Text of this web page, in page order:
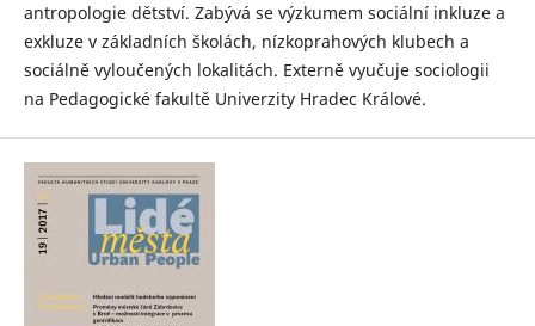
antropologie dětství. Zabývá se výzkumem sociální inkluze a
exkluze v základních školách, nízkoprahových klubech a
sociálně vyloučených lokalitách. Externě vyučuje sociologii
na Pedagogické fakultě Univerzity Hradec Králové.